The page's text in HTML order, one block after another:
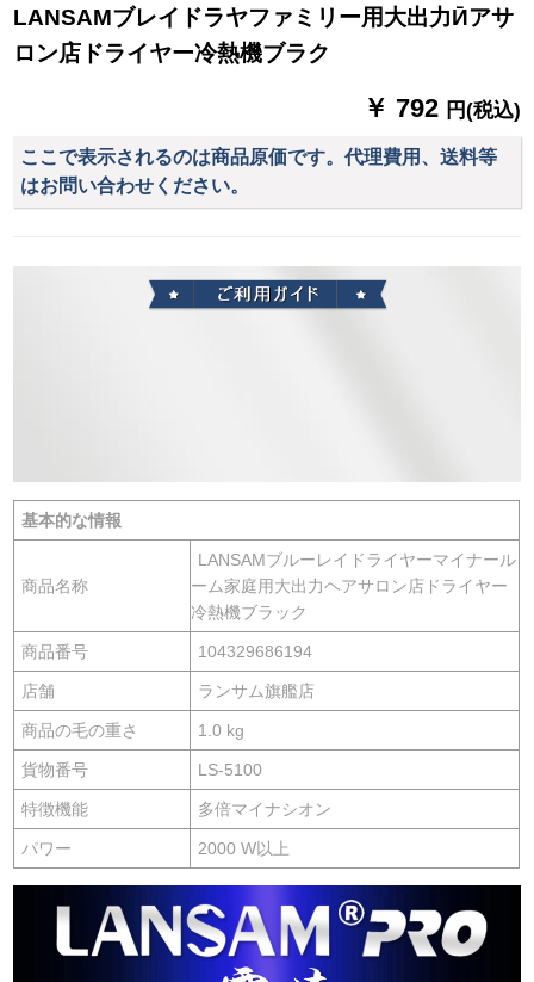
魅力です。
LANSAMブレイドラヤファミリー用大出力Ӣアサ
ロン店ドライヤー冷熱機ブラク
￥ 792 円(税込)
ここで表示されるのは商品原価です。代理費用、送料等
はお問い合わせください。
基本的な情報
商品名称
LANSAMブルーレイドライヤーマイナール
ーム家庭用大出力ヘアサロン店ドライヤー
冷熱機ブラック
商品番号 104329686194
店舗 ランサム旗艦店
商品の毛の重さ 1.0 kg
貨物番号 LS-5100
特徴機能 多倍マイナシオン
パワー 2000 W以上